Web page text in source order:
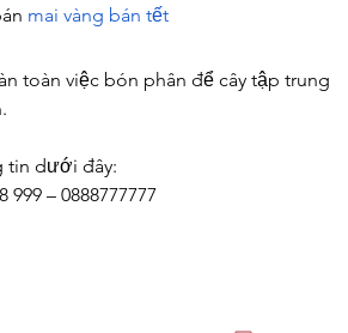
mai vàng bán tết
toàn việc bón phân để cây tập trung
tin dưới đây:
– 0888777777